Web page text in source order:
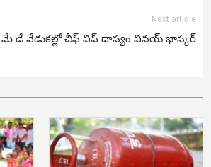
Next article
మే డే వేడుకల్లో చీఫ్ విప్ దాస్యం వినయ్ భాస్కర్